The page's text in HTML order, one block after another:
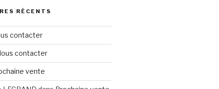
RÉCENTS
contacter
contacter
vente